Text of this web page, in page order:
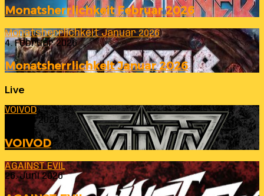
Monatsherrlichkeit Februar 2026
Monatsherrlichkeit Januar 2026
4. Februar 2026
Monatsherrlichkeit Januar 2026
Live
VOIVOD
23. Juli 2026
VOIVOD
AGAINST EVIL
26. Juni 2026